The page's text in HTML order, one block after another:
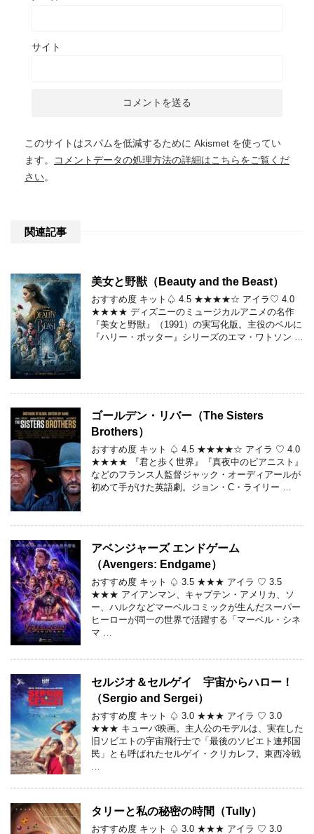
サイト
このサイトはスパムを低減するために Akismet を使ってい
ます。
コメントデータの処理方法の詳細はこちらをご覧くだ
さい。
関連記事
美女と野獣（Beauty and the Beast）
おすすめ度 キット♤ 4.5 ★★★★☆ アイラ♡ 4.0
★★★★ ディズニーのミュージカルアニメの名作
『美女と野獣』（1991）の実写化版。主役のベルに
『ハリー・ポッター』シリーズのエマ・ワトソン …
ゴールデン・リバー（The Sisters
Brothers）
おすすめ度 キット ♤ 4.5 ★★★★☆ アイラ ♡ 4.0
★★★★ 『君と歩く世界』『真夜中のピアニスト』
などのフランス人監督ジャック・オーディアールが
初めて手がけた英語劇。ジョン・C・ライリー …
アベンジャーズ エンドゲーム
（Avengers: Endgame）
おすすめ度 キット ♤ 3.5 ★★★ アイラ ♡ 3.5
★★★ アイアンマン、キャプテン・アメリカ、ソ
ー、ハルクなどマーベルコミックが生んだスーパー
ヒーローが同一の世界で活躍する「マーベル・シネ
マ …
セルジオ＆セルゲイ 宇宙からハロー！
（Sergio and Sergei）
おすすめ度 キット ♤ 3.0 ★★★ アイラ ♡ 3.0
★★★ キューバ映画。主人公のモデルは、実在した
旧ソビエトの宇宙飛行士で「最後のソビエト連邦国
民」とも呼ばれたセルゲイ・クリカレフ。東西冷戦
タリーと私の秘密の時間（Tully）
おすすめ度 キット ♤ 3.0 ★★★ アイラ ♡ 3.0